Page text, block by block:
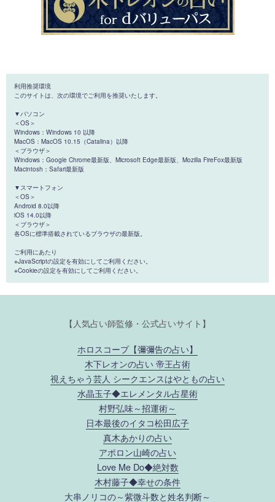
利用推奨環境
このサイトは、次の環境でご利用を推奨いたします。
▼パソコン
＜OS＞
Windows：Windows 10 以降
MacOS：MacOS 10.15（Catalina）以降
＜ブラウザ＞
Windows：Google Chrome最新版、Microsoft Edge最新版、Mozilla FireFox最新版
Macintosh：Safari最新版
▼スマートフォン
＜OS＞
Android 8.0以降
iOS 14.0以降
＜ブラウザ＞
各OSに標準搭載されているブラウザの最新版。
ご利用にあたり
※JavaScriptの設定を有効にしてご利用ください。
※Cookieの設定を有効にしてご利用ください。
【人気占い師監修・公式占いサイト】
ホロスコープ【彌彌告の占い】
木下レオンの占い 帝王占術
視えちゃう芸人 シークエンスはやともの占い
水晶玉子◆エレメンタル占星術
村野弘味～招運術～
日本最後のイタコ松田広子
真木あかりの占い
アポロン山崎の占い
Love Me Do◆絶対数
木村藤子◆幸せの条件
大串ノリコの～紫微斗数と姓名判断～